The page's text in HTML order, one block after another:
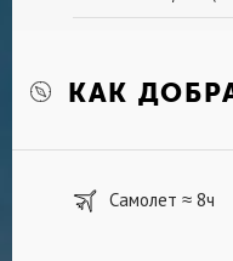
КАК
Самолет ≈ 8ч